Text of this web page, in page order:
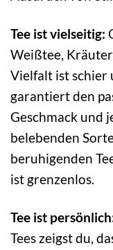
Tee ist vielseitig:
Weißtee,
Vielfalt ist schier
garantiert den
Geschmack und
belebenden
beruhigenden
ist grenzenlos.
Tee ist
Tees zeigst du,